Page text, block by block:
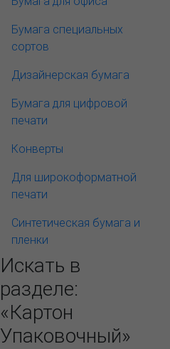
Бумага специальных
сортов
Дизайнерская бумага
Бумага для цифровой
печати
Конверты
Для широкоформатной
печати
Синтетическая бумага и
пленки
Искать в
разделе:
«Картон
Упаковочный»